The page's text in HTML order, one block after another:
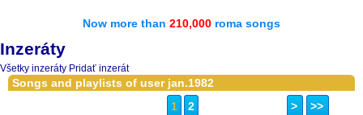
Now more than 210,000 roma songs
Inzeráty
Všetky inzeráty Pridať inzerát
Songs and playlists of user jan.1982
1
2 > >>